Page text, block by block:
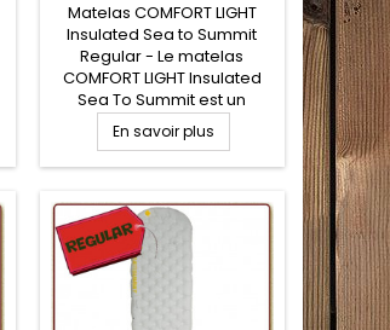
Matelas COMFORT LIGHT
Insulated Sea to Summit
Regular - Le matelas
COMFORT LIGHT Insulated
Sea To Summit est un
matelas gonflable ultra
léger et isolé (indice R-
Value 3.7) pour un meilleur
trek ultra léger. Isolation
Thermolite pour éviter de
perdre de la chaleur
corporelle vers le sol.
Pompe Airstream fournie
pour assurer un...
En savoir plus